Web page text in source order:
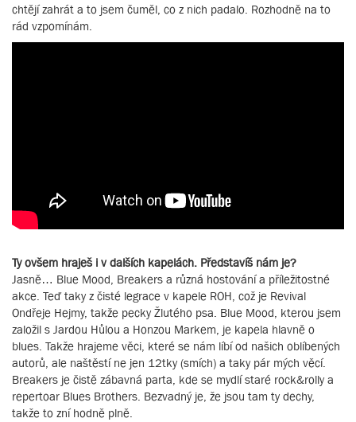
chtějí zahrát a to jsem čuměl, co z nich padalo. Rozhodně na to
rád vzpomínám.
Ty ovšem hraješ i v dalších kapelách. Představíš nám je?
Jasně… Blue Mood, Breakers a různá hostování a příležitostné
akce. Teď taky z čisté legrace v kapele ROH, což je Revival
Ondřeje Hejmy, takže pecky Žlutého psa. Blue Mood, kterou jsem
založil s Jardou Hůlou a Honzou Markem, je kapela hlavně o
blues. Takže hrajeme věci, které se nám líbí od našich oblíbených
autorů, ale naštěstí ne jen 12tky (smích) a taky pár mých věcí.
Breakers je čistě zábavná parta, kde se mydlí staré rock&rolly a
repertoar Blues Brothers. Bezvadný je, že jsou tam ty dechy,
takže to zní hodně plně.